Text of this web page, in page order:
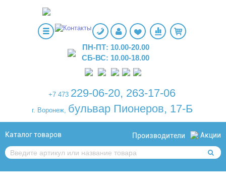
ПН-ПТ: 10.00-20.00
СБ-ВС: 10.00-18.00
+7 473 229-06-20, 263-17-06
г. Воронеж, бульвар Пионеров, 17-Б
Каталог товаров Акции
Производители